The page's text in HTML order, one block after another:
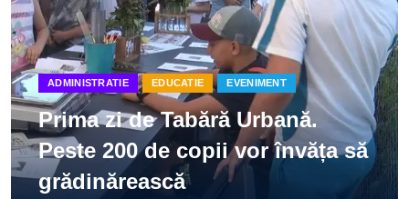
ADMINISTRATIE EDUCATIE EVENIMENT
Prima zi de Tabără Urbană.
Peste 200 de copii vor învăța să
grădinărească